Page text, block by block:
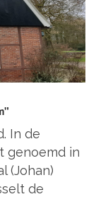
In de
genoemd in
(Johan)
de